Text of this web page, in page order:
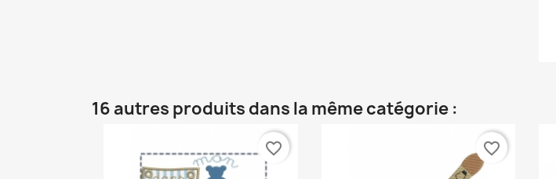
16 autres produits dans la même catégorie :
favorite_border favorite_border